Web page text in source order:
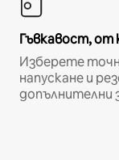
Гъвкавост, от
Изберете
напускане и
допълнителни